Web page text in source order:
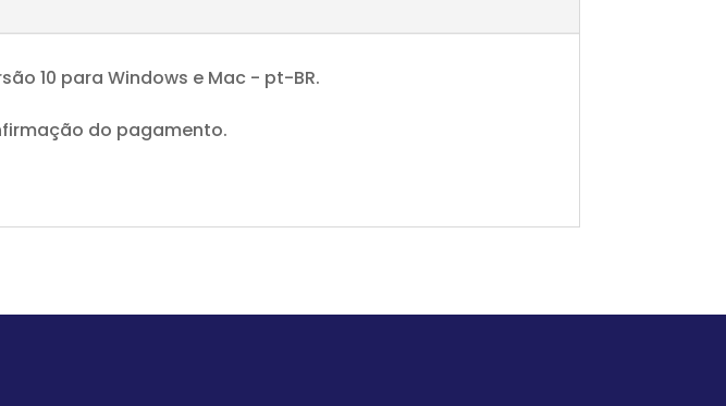
10 para Windows e Mac - pt-BR.
do pagamento.